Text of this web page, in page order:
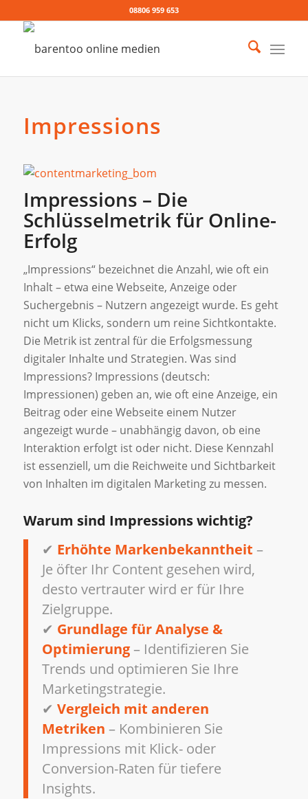
08806 959 653
Impressions
Impressions – Die
Schlüsselmetrik für Online-
Erfolg
„Impressions“ bezeichnet die Anzahl, wie oft ein
Inhalt – etwa eine Webseite, Anzeige oder
Suchergebnis – Nutzern angezeigt wurde. Es geht
nicht um Klicks, sondern um reine Sichtkontakte.
Die Metrik ist zentral für die Erfolgsmessung
digitaler Inhalte und Strategien. Was sind
Impressions? Impressions (deutsch:
Impressionen) geben an, wie oft eine Anzeige, ein
Beitrag oder eine Webseite einem Nutzer
angezeigt wurde – unabhängig davon, ob eine
Interaktion erfolgt ist oder nicht. Diese Kennzahl
ist essenziell, um die Reichweite und Sichtbarkeit
von Inhalten im digitalen Marketing zu messen.
Warum sind Impressions wichtig?
✔ Erhöhte Markenbekanntheit –
Je öfter Ihr Content gesehen wird,
desto vertrauter wird er für Ihre
Zielgruppe.
✔ Grundlage für Analyse &
Optimierung– Identifizieren Sie
Trends und optimieren Sie Ihre
Marketingstrategie.
✔ Vergleich mit anderen
Metriken – Kombinieren Sie
Impressions mit Klick- oder
Conversion-Raten für tiefere
Insights.